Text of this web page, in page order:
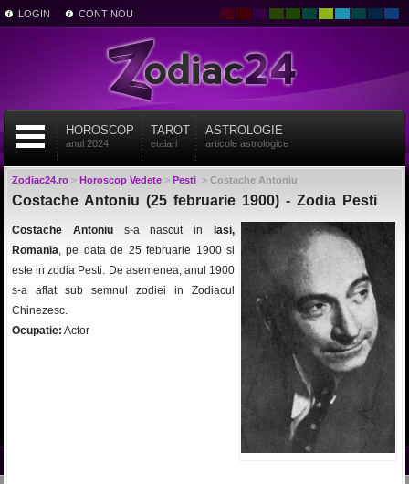
LOGIN CONT NOU
HOROSCOP
anul 2024
TAROT
etalari
ASTROLOGIE
articole astrologice
Zodiac24.ro> Horoscop Vedete> Pesti> Costache Antoniu
Costache Antoniu (25 februarie 1900) - Zodia Pesti
Costache Antonius-a nascut in
Iasi,
Romania, pe data de 25 februarie 1900 si
este in zodia Pesti. De asemenea, anul 1900
s-a aflat sub semnul zodiei in Zodiacul
Chinezesc.
Ocupatie: Actor